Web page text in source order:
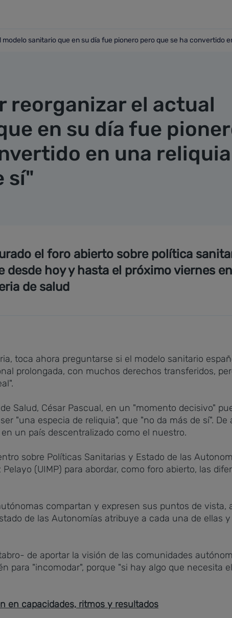
modelo sanitario que en su día fue pionero pero que se
sanitario que en su día fue pionero pero que se ha convertido
reorganizar el actual
en su día fue
en una reliquia
sí"
el foro abierto sobre política
hoy y hasta el próximo viernes
de salud
toca ahora preguntarse si el modelo sanitario
prolongada, con muchos derechos transferidos,
Salud, César Pascual, en un "momento decisivo"
"una especia de reliquia", que "no da más de sí".
un país descentralizado como el nuestro.
sobre Políticas Sanitarias y Estado de las
(UIMP) para abordar, como foro abierto, las
compartan y expresen sus puntos de vista,
de las Autonomías atribuye a cada una de ellas
de aportar la visión de las comunidades
para "incomodar", porque "si hay algo que necesita
en capacidades, ritmos y resultados